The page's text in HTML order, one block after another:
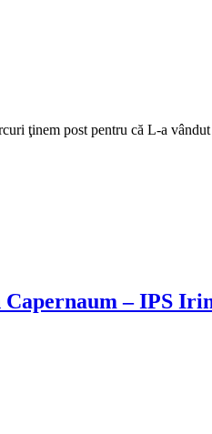
ţinem post pentru că L-a
– IPS